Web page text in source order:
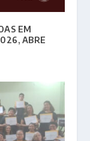
EM
ABRE